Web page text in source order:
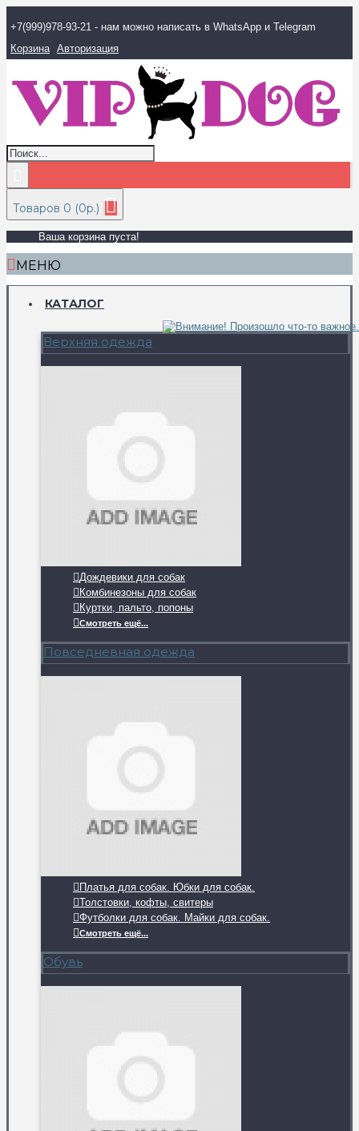
+7(999)978-93-21 - нам можно написать в WhatsApp и Telegram
Корзина Авторизация
Товаров 0 (0р.)
Ваша корзина пуста!
МЕНЮ
КАТАЛОГ
Верхняя одежда
Дождевики для собак
Комбинезоны для собак
Куртки, пальто, попоны
Смотреть ещё...
Повседневная одежда
Платья для собак. Юбки для собак.
Толстовки, кофты, свитеры
Футболки для собак. Майки для собак.
Смотреть ещё...
Обувь